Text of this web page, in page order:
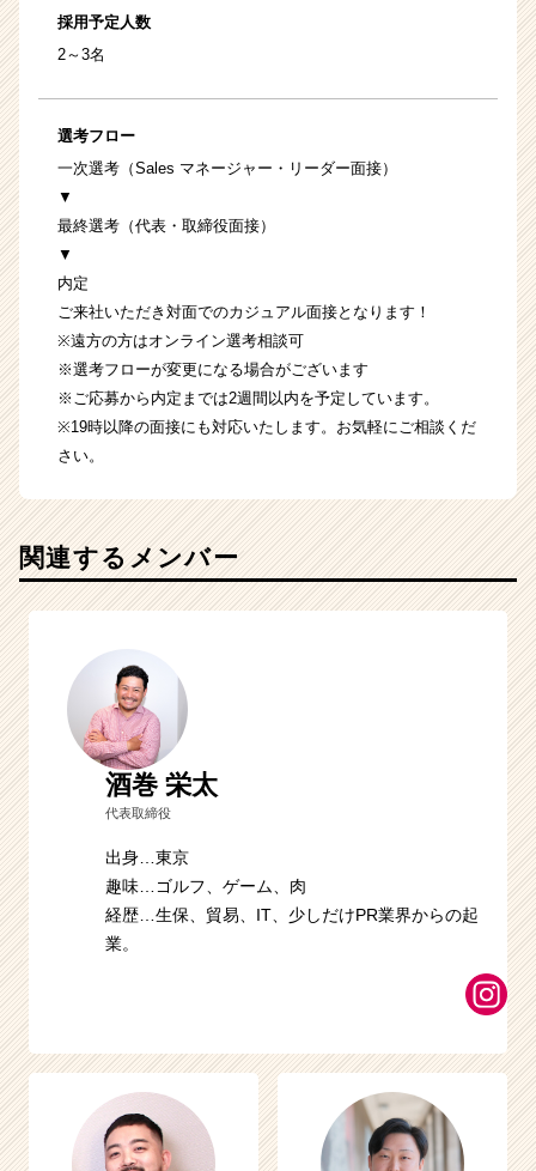
採用予定人数
2～3名
選考フロー
一次選考（Sales マネージャー・リーダー面接）
▼
最終選考（代表・取締役面接）
▼
内定
ご来社いただき対面でのカジュアル面接となります！
※遠方の方はオンライン選考相談可
※選考フローが変更になる場合がございます
※ご応募から内定までは2週間以内を予定しています。
※19時以降の面接にも対応いたします。お気軽にご相談くだ
さい。
関連するメンバー
酒巻 栄太
代表取締役
出身…東京
趣味…ゴルフ、ゲーム、肉
経歴…生保、貿易、IT、少しだけPR業界からの起
業。